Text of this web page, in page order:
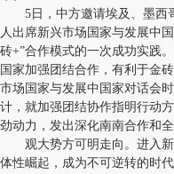
5日，中方邀请埃及、墨西
人出席新兴市场国家与发展中
砖+”合作模式的一次成功实践
国家加强团结合作，有利于金
市场国家与发展中国家对话会
计，就加强团结协作指明行动
劲动力，发出深化南南合作和
观大势方可明走向。进入新
体性崛起，成为不可逆转的时